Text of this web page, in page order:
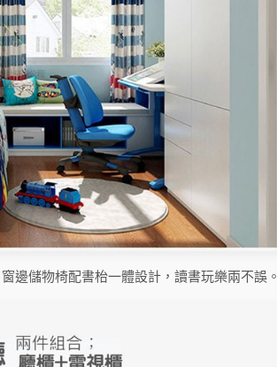
邊儲物椅配書枱一體設計，讀書玩樂兩不誤。